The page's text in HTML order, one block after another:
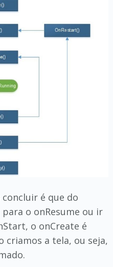
é que do
o onResume ou ir
o onCreate é
criamos a tela, ou seja,